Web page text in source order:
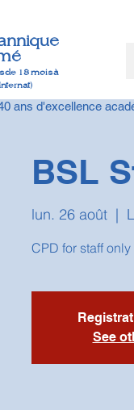
de 18 mois à
ans d'excellence
BSL
lun. 26 août
  |
CPD for staff only
See